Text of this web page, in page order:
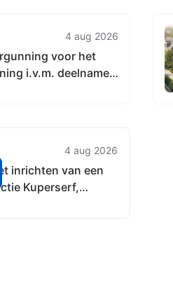
4 aug 2026
voor het
i.v.m. deelname
4 aug 2026
inrichten van een
Kuperserf,